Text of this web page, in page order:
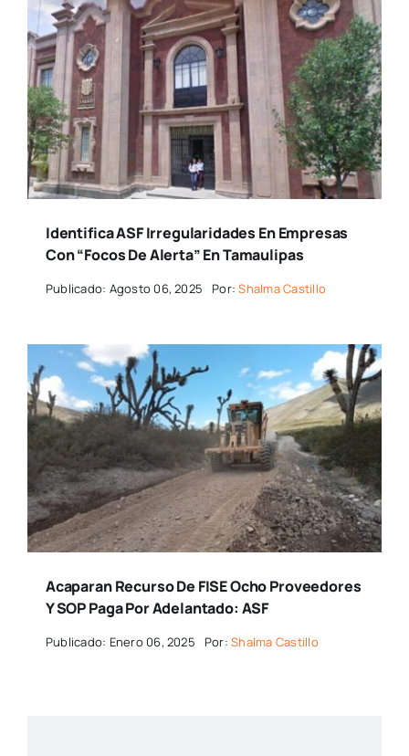
Identifica ASF Irregularidades En Empresas
Con “focos De Alerta” En Tamaulipas
Publicado: Agosto 06, 2025 Por:Shalma Castillo
Acaparan Recurso De FISE Ocho Proveedores
Y SOP Paga Por Adelantado: ASF
Publicado: Enero 06, 2025 Por:Shalma Castillo